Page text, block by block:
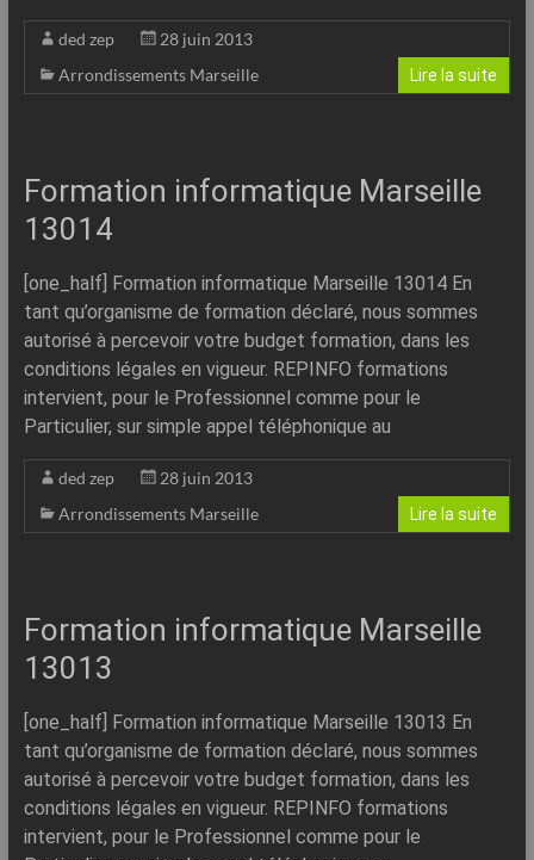
ded zep
28 juin 2013
Arrondissements Marseille
Lire la suite
Formation informatique Marseille
13014
[one_half] Formation informatique Marseille 13014 En
tant qu’organisme de formation déclaré, nous sommes
autorisé à percevoir votre budget formation, dans les
conditions légales en vigueur. REPINFO formations
intervient, pour le Professionnel comme pour le
Particulier, sur simple appel téléphonique au
ded zep
28 juin 2013
Arrondissements Marseille
Lire la suite
Formation informatique Marseille
13013
[one_half] Formation informatique Marseille 13013 En
tant qu’organisme de formation déclaré, nous sommes
autorisé à percevoir votre budget formation, dans les
conditions légales en vigueur. REPINFO formations
intervient, pour le Professionnel comme pour le